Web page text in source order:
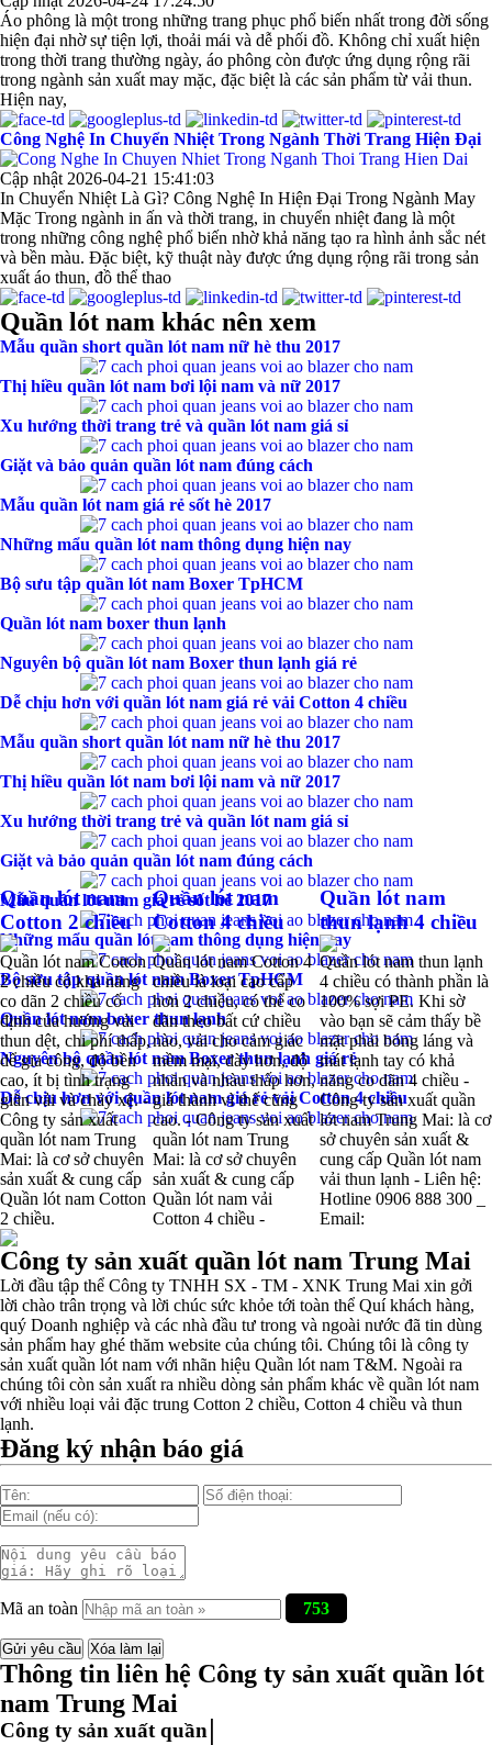
Áo phông là một trong những trang phục phổ biến nhất trong đời sống
hiện đại nhờ sự tiện lợi, thoải mái và dễ phối đồ. Không chỉ xuất hiện
trong thời trang thường ngày, áo phông còn được ứng dụng rộng rãi
trong ngành sản xuất may mặc, đặc biệt là các sản phẩm từ vải thun.
Hiện nay,
Công Nghệ In Chuyển Nhiệt Trong Ngành Thời Trang Hiện Đại
Cập nhật 2026-04-21 15:41:03
In Chuyển Nhiệt Là Gì? Công Nghệ In Hiện Đại Trong Ngành May
Mặc Trong ngành in ấn và thời trang, in chuyển nhiệt đang là một
trong những công nghệ phổ biến nhờ khả năng tạo ra hình ảnh sắc nét
và bền màu. Đặc biệt, kỹ thuật này được ứng dụng rộng rãi trong sản
xuất áo thun, đồ thể thao
Quần lót nam khác nên xem
Mẫu quần short quần lót nam nữ hè thu 2017
Thị hiều quần lót nam bơi lội nam và nữ 2017
Xu hướng thời trang trẻ và quần lót nam giá sỉ
Giặt và bảo quản quần lót nam đúng cách
Mẫu quần lót nam giá rẻ sốt hè 2017
Những mẩu quần lót nam thông dụng hiện nay
Bộ sưu tập quần lót nam Boxer TpHCM
Quần lót nam boxer thun lạnh
Nguyên bộ quần lót nam Boxer thun lạnh giá rẻ
Dễ chịu hơn với quần lót nam giá rẻ vải Cotton 4 chiều
Mẫu quần short quần lót nam nữ hè thu 2017
Thị hiều quần lót nam bơi lội nam và nữ 2017
Xu hướng thời trang trẻ và quần lót nam giá sỉ
Giặt và bảo quản quần lót nam đúng cách
Mẫu quần lót nam giá rẻ sốt hè 2017
Những mẩu quần lót nam thông dụng hiện nay
Bộ sưu tập quần lót nam Boxer TpHCM
Quần lót nam boxer thun lạnh
Nguyên bộ quần lót nam Boxer thun lạnh giá rẻ
Dễ chịu hơn với quần lót nam giá rẻ vải Cotton 4 chiều
Quần lót nam
Cotton 2 chiều
Quần lót nam Cotton
2 chiều có khả năng
co dãn 2 chiều cố
định của hướng vải
thun dệt, chi phí thấp,
dể gia công, độ bền
cao, ít bị tình trạng
giãn vải và chảy xệ. -
Công ty sản xuất
quần lót nam Trung
Mai: là cơ sở chuyên
sản xuất & cung cấp
Quần lót nam Cotton
2 chiều.
Quần lót nam
Cotton 4 chiều
Quần lót nam Cotton 4
chiều là loại cao cấp
hơn 2 chiều, có thể co
dãn theo bất cứ chiều
nào, vải cho cảm giác
mềm mại, dày hơn, độ
nhăn và nhàu thấp hơn,
giá thành vì thế cũng
cao. - Công ty sản xuất
quần lót nam Trung
Mai: là cơ sở chuyên
sản xuất & cung cấp
Quần lót nam vải
Cotton 4 chiều -
Quần lót nam
thun lạnh 4 chiều
Quần lót nam thun lạnh
4 chiều có thành phần là
100% sợi PE. Khi sờ
vào bạn sẽ cảm thấy bề
mặt phải bóng láng và
mát lạnh tay có khả
năng co dãn 4 chiều -
Công ty sản xuất quần
lót nam Trung Mai: là cơ
sở chuyên sản xuất &
cung cấp Quần lót nam
vải thun lạnh - Liên hệ:
Hotline 0906 888 300 _
Email:
Công ty sản xuất quần lót nam Trung Mai
Lời đầu tập thể Công ty TNHH SX - TM - XNK Trung Mai xin gởi
lời chào trân trọng và lời chúc sức khỏe tới toàn thể Quí khách hàng,
quý Doanh nghiệp và các nhà đầu tư trong và ngoài nước đã tin dùng
sản phẩm hay ghé thăm website của chúng tôi. Chúng tôi là công ty
sản xuất quần lót nam với nhãn hiệu Quần lót nam T&M. Ngoài ra
chúng tôi còn sản xuất ra nhiều dòng sản phẩm khác về quần lót nam
với nhiều loại vải đặc trung Cotton 2 chiều, Cotton 4 chiều và thun
lạnh.
Đăng ký nhận báo giá
Mã an toàn 753
Thông tin liên hệ Công ty sản xuất quần lót
nam Trung Mai
Công ty sản xuất quần